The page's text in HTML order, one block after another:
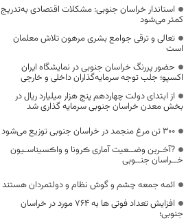
استاندار خراسان جنوبی: مشکلات اقتصادی به‌تدریج
کمتر می‌شود
تعالی و ترقی جوامع بشری مرهون تلاش‌ معلمان
است
حضور پررنگ خراسان جنوبی در نمایشگاه ایران
اکسپو؛ جلب توجه سرمایه‌گذاران داخلی و خارجی
از ابتدای دولت چهاردهم پنج هزار میلیارد ریال در
بخش معدن خراسان جنوبی سرمایه گذاری شد
300 تن مرغ منجمد در خراسان جنوبی توزیع می‌شود
?آخـرین وضــعیت آماری ڪرونا و واڪسیناسـیون
خــراسان جنــوبی
ائمه جمعه چشم و گوش نظام و دولتمردان هستند
افزایش تعداد فوتی ها به ۷۶۴ مورد در خراسان
جنوبی؛